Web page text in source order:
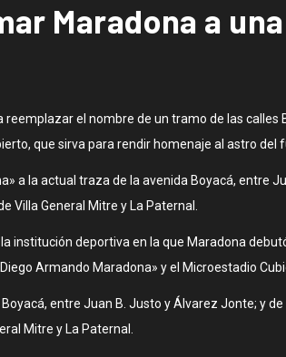
Maradona a
el nombre de un tramo de las calles
que sirva para rendir homenaje al astro del
a la actual traza de la avenida Boyacá, entre
Villa General Mitre y La Paternal.
deportiva en la que Maradona
Armando Maradona» y el Microestadio
entre Juan B. Justo y Álvarez Jonte; y
Mitre y La Paternal.